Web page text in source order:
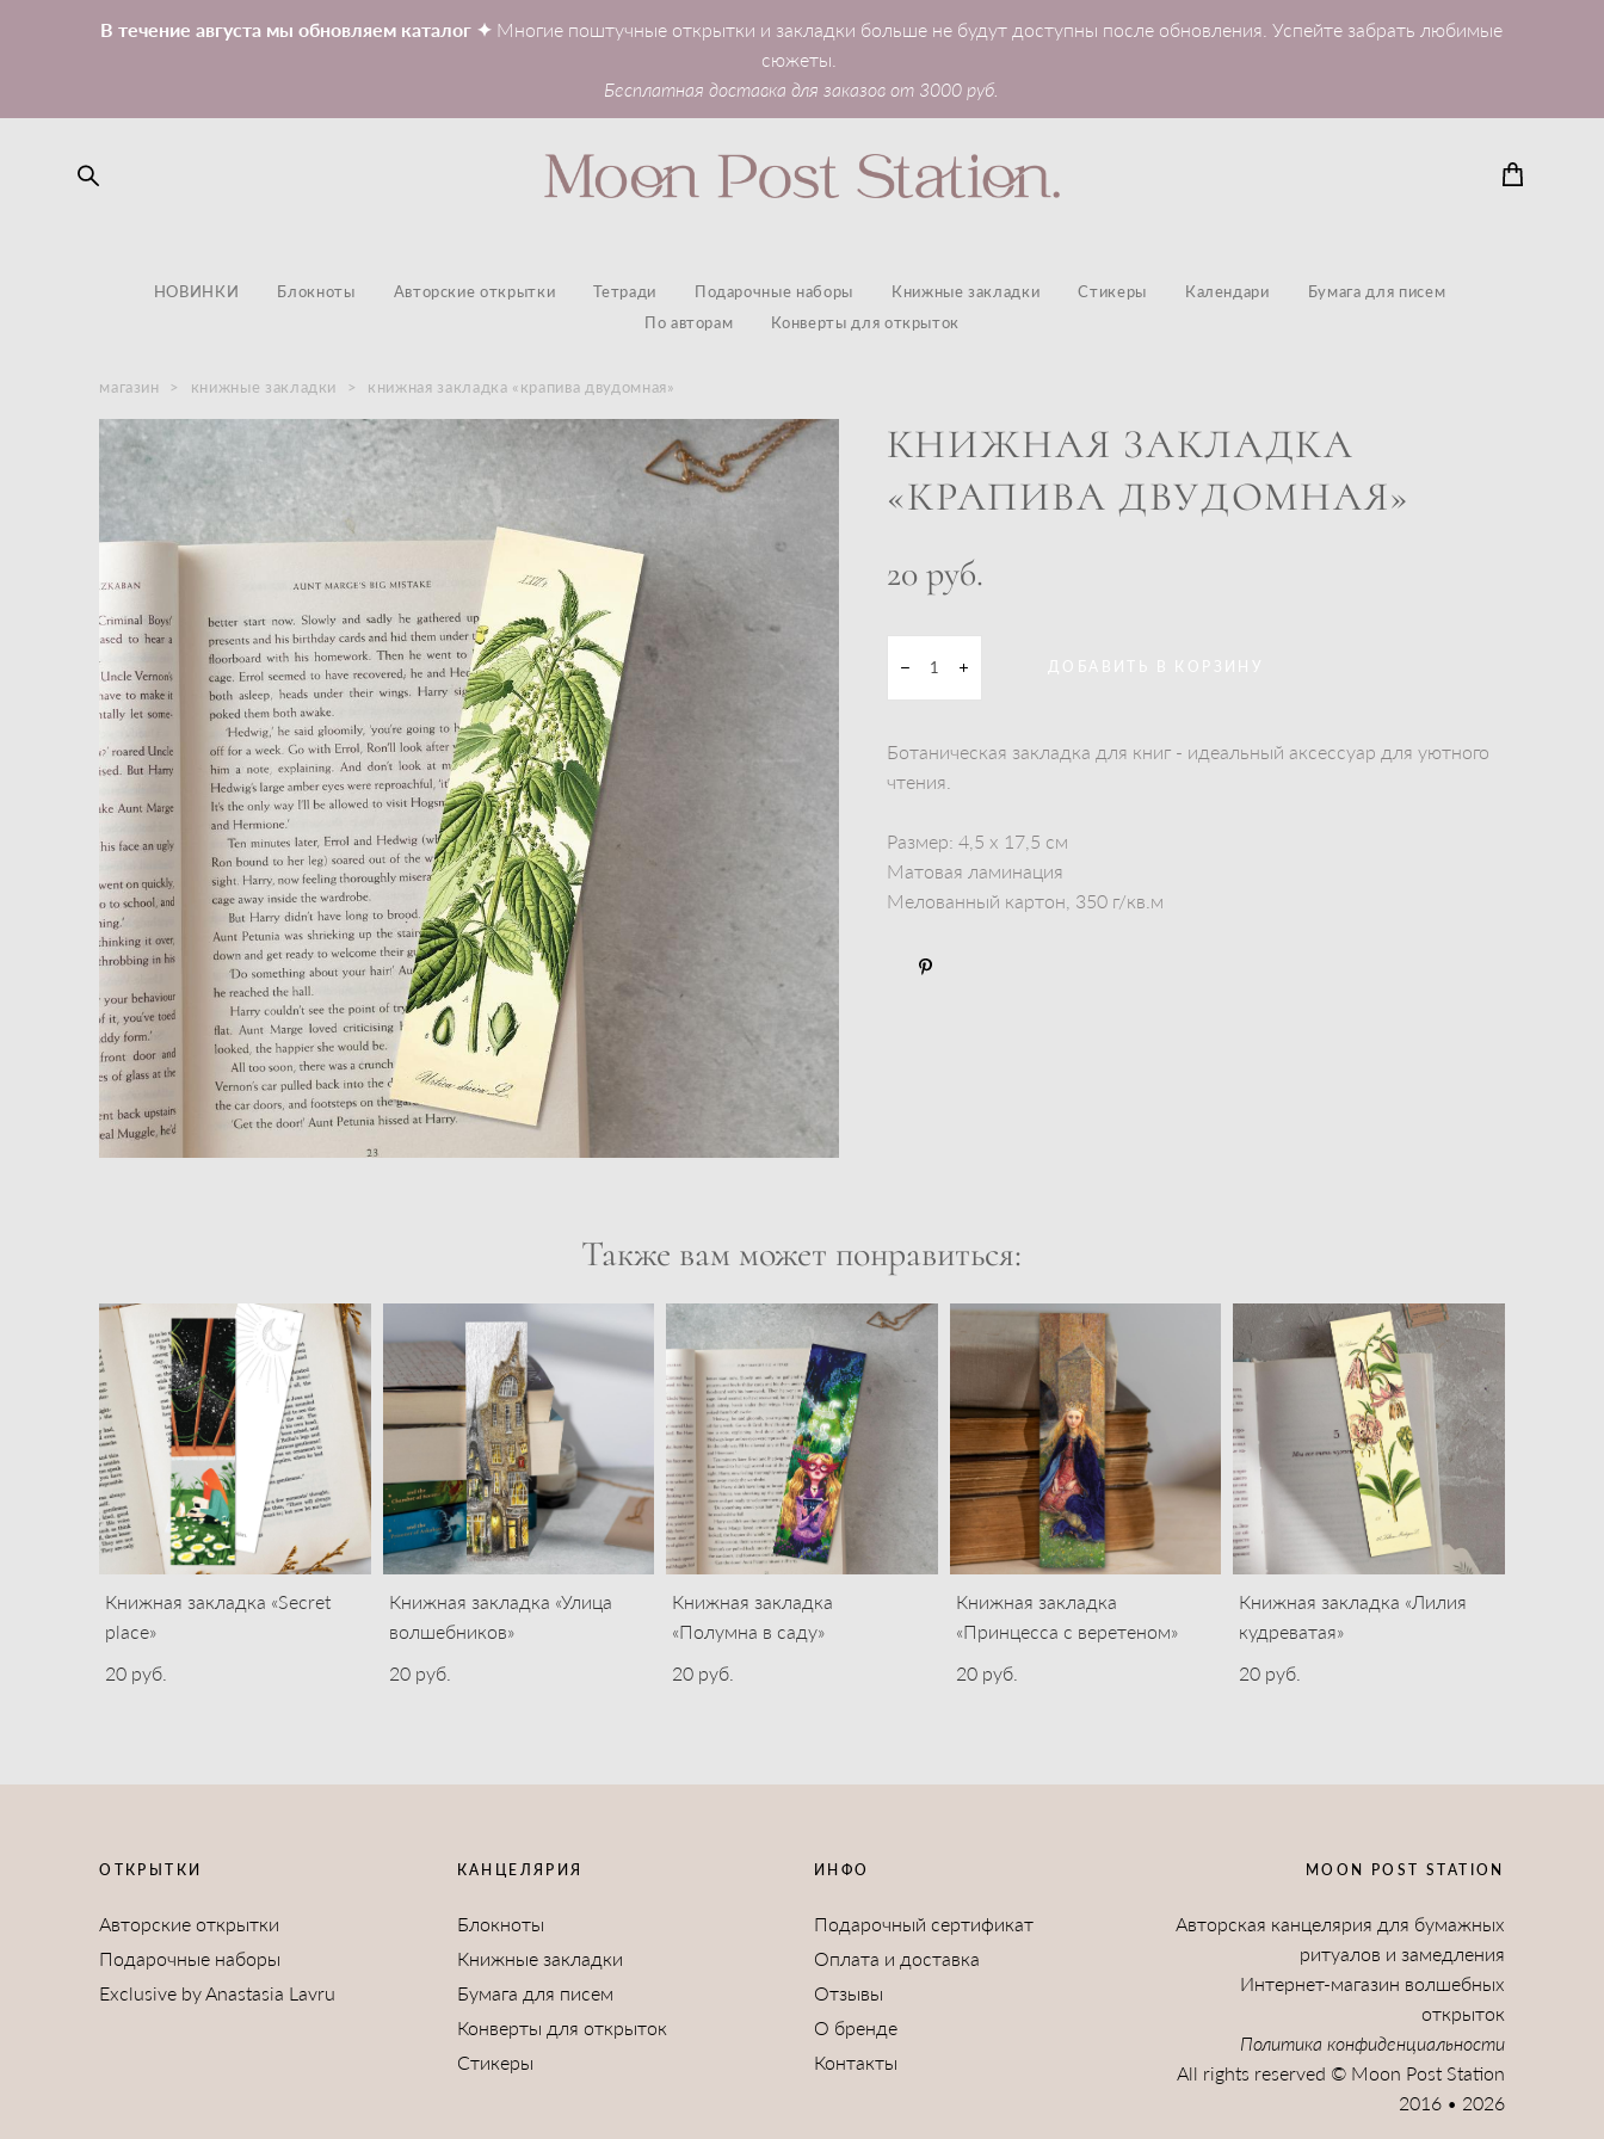
В течение августа мы обновляем каталог ✦ Многие поштучные открытки и закладки больше не будут доступны после обновления. Успейте забрать любимые
сюжеты.
Бесплатная доставка для заказов от 3000 руб.
НОВИНКИ Блокноты Авторские открытки Тетради Подарочные наборы Книжные закладки Стикеры Календари
Бумага для писем
По авторам
Конверты для открыток
магазин > книжные закладки > книжная закладка «крапива двудомная»
КНИЖНАЯ ЗАКЛАДКА
«КРАПИВА ДВУДОМНАЯ»
20 pуб.
ДОБАВИТЬ В КОРЗИНУ
Ботаническая закладка для книг - идеальный аксессуар для уютного
чтения.
Размер: 4,5 х 17,5 см
Матовая ламинация
Мелованный картон, 350 г/кв.м
Также вам может понравиться:
Книжная закладка «Secret
place»
20 pуб.
Книжная закладка «Улица
волшебников»
20 pуб.
Книжная закладка
«Полумна в саду»
20 pуб.
Книжная закладка
«Принцесса с веретеном»
20 pуб.
Книжная закладка «Лилия
кудреватая»
20 pуб.
ОТКРЫТКИ
Авторские открытки
Подарочные наборы
Exclusive by Anastasia Lavru
КАНЦЕЛЯРИЯ
Блокноты
Книжные закладки
Бумага для писем
Конверты для открыток
Стикеры
ИНФО
Подарочный сертификат
Оплата и доставка
Отзывы
О бренде
Контакты
MOON POST STATION
Авторская канцелярия для бумажных
ритуалов и замедления
Интернет-магазин волшебных
открыток
Политика конфиденциальности
All rights reserved © Moon Post Station
2016 • 2026